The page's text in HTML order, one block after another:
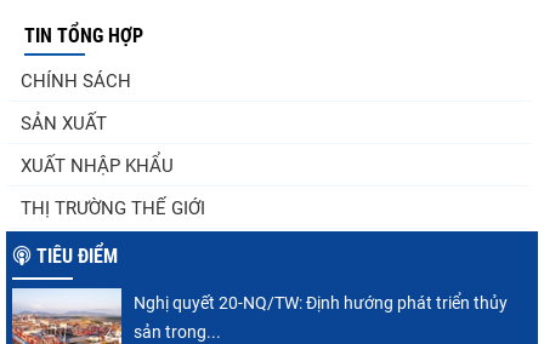
Nguồn cung giảm, giá cá rô phi Trung Quốc
tiếp tục tăng
Điểm tin thủy sản thế giới ngày 3/8/2026
TIN TỔNG HỢP
CHÍNH SÁCH
SẢN XUẤT
XUẤT NHẬP KHẨU
THỊ TRƯỜNG THẾ GIỚI
TIÊU ĐIỂM
Nghị quyết 20-NQ/TW: Định hướng phát triển thủy
sản trong...